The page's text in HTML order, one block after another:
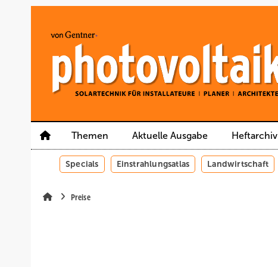
Themen Aktuelle Ausgabe Heftarchiv
Specials Einstrahlungsatlas Landwirtschaft
Preise